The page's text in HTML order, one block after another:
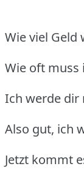
Wie viel Geld
Wie oft muss
Ich werde dir
Also gut, ich
Jetzt kommt